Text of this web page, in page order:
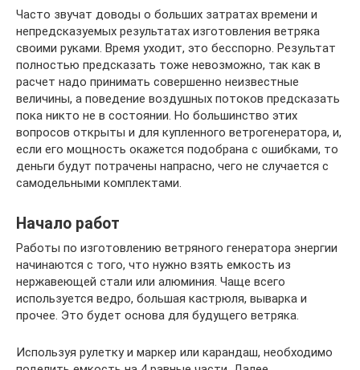
Часто звучат доводы о больших затратах времени и
непредсказуемых результатах изготовления ветряка
своими руками. Время уходит, это бесспорно. Результат
полностью предсказать тоже невозможно, так как в
расчет надо принимать совершенно неизвестные
величины, а поведение воздушных потоков предсказать
пока никто не в состоянии. Но большинство этих
вопросов открыты и для купленного ветрогенератора, и,
если его мощность окажется подобрана с ошибками, то
деньги будут потрачены напрасно, чего не случается с
самодельными комплектами.
Начало работ
Работы по изготовлению ветряного генератора энергии
начинаются с того, что нужно взять емкость из
нержавеющей стали или алюминия. Чаще всего
используется ведро, большая кастрюля, выварка и
прочее. Это будет основа для будущего ветряка.
Используя рулетку и маркер или карандаш, необходимо